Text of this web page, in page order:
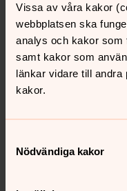
Vissa av våra kakor
webbplatsen ska
analys och kakor som
samt kakor som
länkar vidare till
kakor.
Nödvändiga kakor
Boka biljett (fri
Senast ändrad 7 augusti